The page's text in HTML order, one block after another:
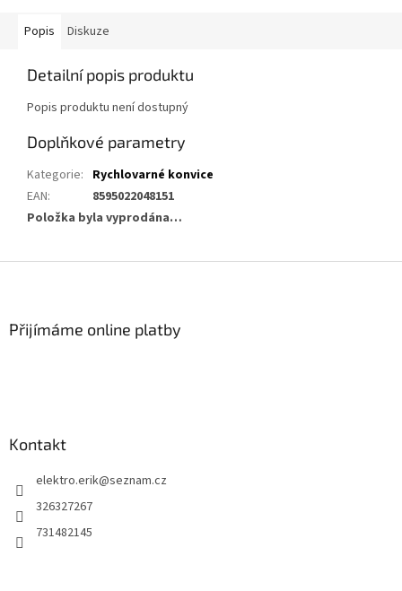
Popis Diskuze
Detailní popis produktu
Popis produktu není dostupný
Doplňkové parametry
Kategorie: Rychlovarné konvice
EAN:
8595022048151
Položka byla vyprodána…
Přijímáme online platby
Kontakt
elektro.erik@seznam.cz
326327267
731482145